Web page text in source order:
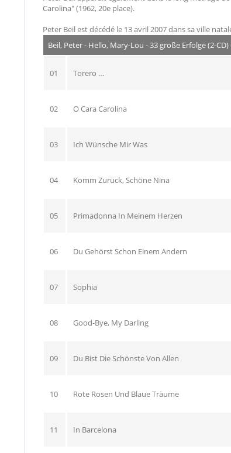
Carolina" (1962, 20e place).
Peter Beil est décédé le 13 avril 2007 dans sa ville
Beil, Peter - Hello, Mary-Lou - 33 große Erfolge (2-CD)
01 Torero …
02 O Cara Carolina
03 Ich Wünsche Mir Was
04 Komm Zurück, Schöne Nina
05 Primadonna In Meinem Herzen
06 Du Gehörst Schon Einem Andern
07 Sophia
08 Good-Bye, My Darling
09 Du Bist Die Schönste Von Allen
10 Rote Rosen Und Blaue Träume
11 In Barcelona